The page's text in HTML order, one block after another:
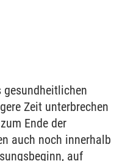
gesundheitlichen
Zeit unterbrechen
Ende der
auch noch innerhalb
auf